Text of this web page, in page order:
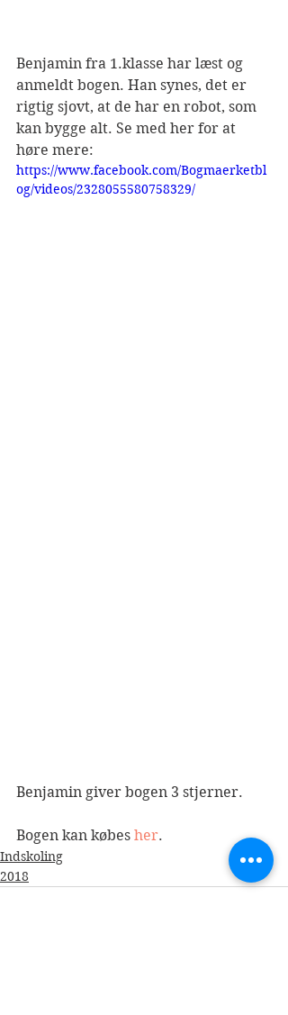
Benjamin fra 1.klasse har læst og
anmeldt bogen. Han synes, det er
rigtig sjovt, at de har en robot, som
kan bygge alt. Se med her for at
høre mere:
https://www.facebook.com/Bogmaerketbl
og/videos/2328055580758329/
Benjamin giver bogen 3 stjerner.
Bogen kan købes her.
Indskoling
2018